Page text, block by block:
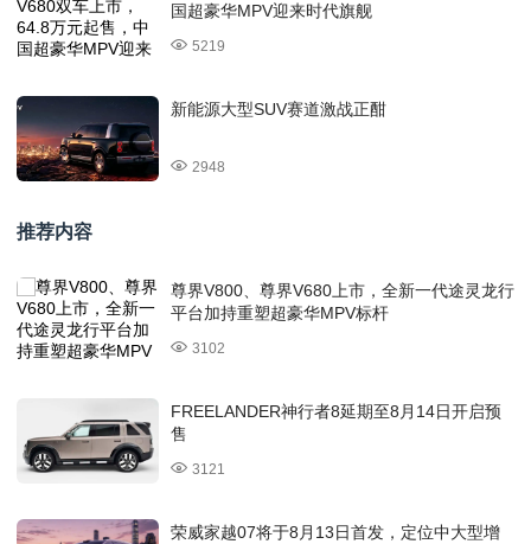
国超豪华MPV迎来时代旗舰
5219
新能源大型SUV赛道激战正酣
2948
推荐内容
尊界V800、尊界V680上市，全新一代途灵龙行
平台加持重塑超豪华MPV标杆
3102
FREELANDER神行者8延期至8月14日开启预
售
3121
荣威家越07将于8月13日首发，定位中大型增